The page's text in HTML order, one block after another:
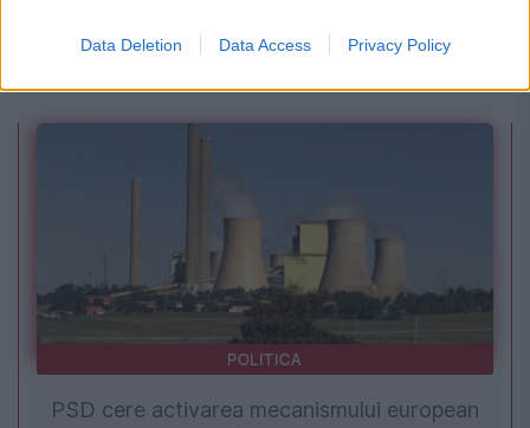
Data Deletion Data Access Privacy Policy
POLITICA
PSD cere activarea mecanismului european